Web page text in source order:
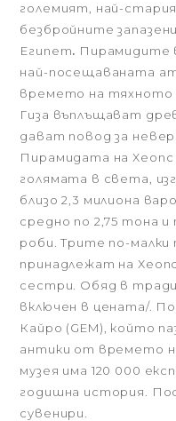
големият, най-
безбройните
Египет. Пирамидите
най-посещаваната
времето на тяхното
Гиза въплъщават
дават повод за
Пирамидата на Хеопс
голямата в света,
близо 2,3 милиона
средно по 2,75 тона
роби. Трите по-
принадлежат на
сестри. Обяд в
включен в цената/.
Кайро (GEM), който
антики от времето
музея има 120 000
годишна история.
сувенири.